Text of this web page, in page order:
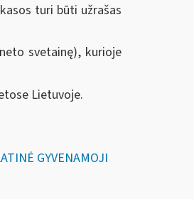
turi būti užrašas
svetainę), kurioje
Lietuvoje.
GYVENAMOJI